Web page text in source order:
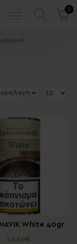
0
White 40gr
12,50€